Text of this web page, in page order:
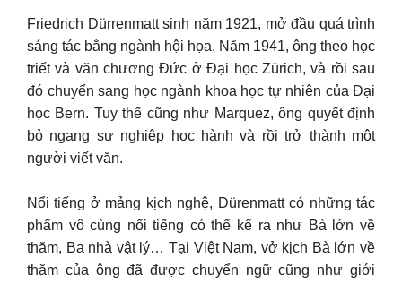
Friedrich Dürrenmatt sinh năm 1921, mở đầu quá trình
sáng tác bằng ngành hội họa. Năm 1941, ông theo học
triết và văn chương Đức ở Đại học Zürich, và rồi sau
đó chuyển sang học ngành khoa học tự nhiên của Đại
học Bern. Tuy thế cũng như Marquez, ông quyết định
bỏ ngang sự nghiệp học hành và rồi trở thành một
người viết văn.
Nổi tiếng ở mảng kịch nghệ, Dürenmatt có những tác
phẩm vô cùng nổi tiếng có thể kể ra như Bà lớn về
thăm, Ba nhà vật lý… Tại Việt Nam, vở kịch Bà lớn về
thăm của ông đã được chuyển ngữ cũng như giới